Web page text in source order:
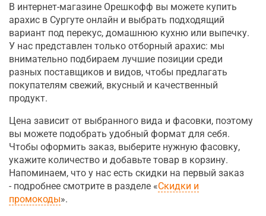
В интернет-магазине Орешкофф вы можете купить
арахис в Сургуте онлайн и выбрать подходящий
вариант под перекус, домашнюю кухню или выпечку.
У нас представлен только отборный арахис: мы
внимательно подбираем лучшие позиции среди
разных поставщиков и видов, чтобы предлагать
покупателям свежий, вкусный и качественный
продукт.
Цена зависит от выбранного вида и фасовки, поэтому
вы можете подобрать удобный формат для себя.
Чтобы оформить заказ, выберите нужную фасовку,
укажите количество и добавьте товар в корзину.
Напоминаем, что у нас есть скидки на первый заказ
- подробнее смотрите в разделе «Скидки и
промокоды».